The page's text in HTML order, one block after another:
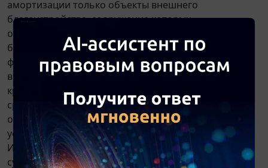
амортизации только объекты внешнего
благоустройства, сооружение которых
осуществлялось с привлечением источников
бюджетного или иного аналогичного целевого
финансирования. Соответственно, иные объекты
внешнего благоустройства, удовлетворяющие
критериям их признания в составе основных
средств, могут амортизироваться в
общеустановленном порядке в течение
установленного срока их полезного использования.
Именно такой вывод содержится в материалах
судебной практики (смотрите
постановления
ФАС